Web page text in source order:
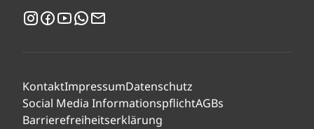
Instagram
Facebook
YouTubeWhatsApp
KontaktImpressumDatenschutz
Social Media InformationspflichtAGBs
Barrierefreiheitserklärung